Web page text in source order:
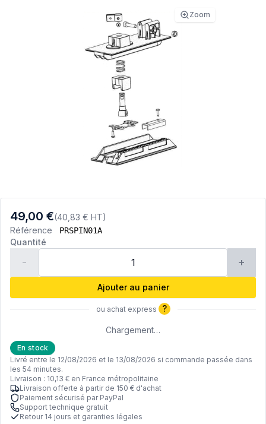
Zoom
49,00 €(40,83 € HT)
Référence
PRSPIN01A
Quantité
- +
Ajouter au panier
ou achat express ?
Chargement…
En stock
Livré entre le 12/08/2026 et le 13/08/2026 si commande passée dans
les 54 minutes.
Livraison : 10,13 € en France métropolitaine
Livraison offerte à partir de 150 € d'achat
Paiement sécurisé par PayPal
Support technique gratuit
Retour 14 jours et garanties légales